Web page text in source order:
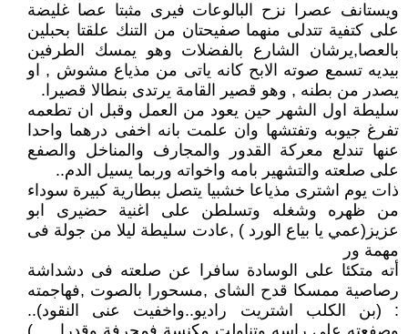
ويستانف عصرا نزح البالوعات فيرى مثبتا عصا غليضة
على كتفية تتدلى منهما صفيحتان من التنك علقتا بحبلين
بالعصا,يرشان الشارع بالفضلات وهو يمسك الطرفين
بيديه تسمع صوته الابح كانه ياتى من مذياع مشوش , او
يصدر من بطنه , وهو قصير القامة يرتدى بنطالا قصيرا.
سليطة اول الشهر حين يعود من العمل وقبل ان تطعمه
تفرغ جيوبه وتفتشها وان علمت بانه اخفى درهما واحدا
عنها تندلع معركة القدور والمجارف والمناخل والصفع
على صلعته والتشهير بامه واخواته وربما يسيل الدم..
ذات يوم اشترى مذياعا خشبيا يتصل ببطارية كبيرة سوداء
من ظهره وشغله وتسلطن على اغنية حضيرى ابو
عزيز(عمي يا بياع الورد ) ,عادت سليطة ليلا من جولة فى
مهمة ور
أته متكئا على الوسادة سافرا عن صلعته فى دشداشة
رصاصية ممسكا قدح الشاى ,مسحورا بالصوت ,فهاجمته
: (بن الكلب اشتريت راديو..واخفيت عنى النقود)..